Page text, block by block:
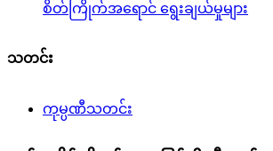
စိတ်ကြိုက်အရောင် ရွေးချယ်မှုများ
သတင်း
ကုမ္ပဏီသတင်း